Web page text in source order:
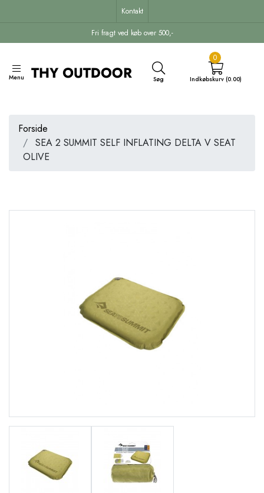
Fri fragt ved køb over 500,-
Kontakt
Menu Søg
0
Indkøbskurv (0.00)
Forside
SEA 2 SUMMIT SELF INFLATING DELTA V SEAT
OLIVE